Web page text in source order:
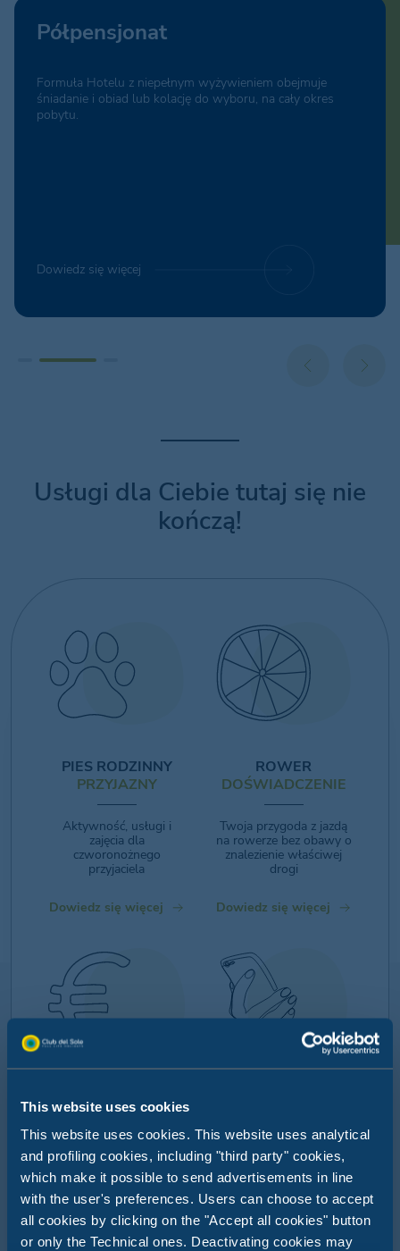
This website uses cookies
This website uses cookies. This website uses analytical
and profiling cookies, including "third party" cookies,
which make it possible to send advertisements in line
with the user's preferences. Users can choose to accept
all cookies by clicking on the "Accept all cookies" button
or only the Technical ones. Deactivating cookies may
Półpensjonat
Formuła Hotelu z niepełnym wyżywieniem obejmuje
śniadanie i obiad lub kolację do wyboru, na cały okres
pobytu.
Dowiedz się więcej
Usługi dla Ciebie tutaj się nie
kończą!
PIES RODZINNY
PRZYJAZNY
Aktywność, usługi i
zajęcia dla
czworonożnego
przyjaciela
Dowiedz się więcej
ROWER
DOŚWIADCZENIE
Twoja przygoda z jazdą
na rowerze bez obawy o
znalezienie właściwej
drogi
Dowiedz się więcej
PIENIĄDZ
BRANSOLETKA
Ciesz się beztroskimi
wakacjami dzięki
bezgotówkowym
płatnościom w Club del
Sole
Cały świat Club del Sole
na Twoim smartfonie:
odkryj naszą aplikację
MyClubDelSole